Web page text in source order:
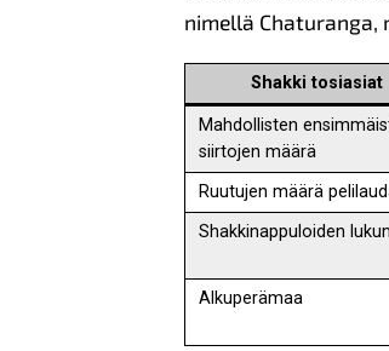
nimellä
Shakki tosiasiat
Mahdollisten
siirtojen määrä
Ruutujen määrä
Shakkinappuloiden
Alkuperämaa